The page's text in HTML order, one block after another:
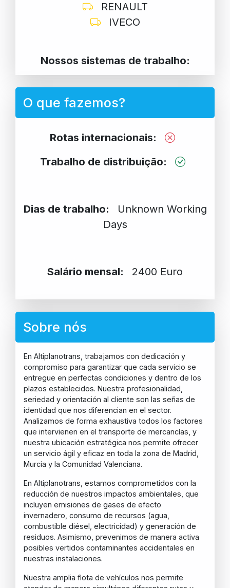
RENAULT
IVECO
Nossos sistemas de trabalho:
O que fazemos?
Rotas internacionais:
Trabalho de distribuição:
Dias de trabalho:
Unknown Working
Days
Salário mensal: 2400 Euro
Sobre nós
En Altiplanotrans, trabajamos con dedicación y
compromiso para garantizar que cada servicio se
entregue en perfectas condiciones y dentro de los
plazos establecidos. Nuestra profesionalidad,
seriedad y orientación al cliente son las señas de
identidad que nos diferencian en el sector.
Analizamos de forma exhaustiva todos los factores
que intervienen en el transporte de mercancías, y
nuestra ubicación estratégica nos permite ofrecer
un servicio ágil y eficaz en toda la zona de Madrid,
Murcia y la Comunidad Valenciana.
En Altiplanotrans, estamos comprometidos con la
reducción de nuestros impactos ambientales, que
incluyen emisiones de gases de efecto
invernadero, consumo de recursos (agua,
combustible diésel, electricidad) y generación de
residuos. Asimismo, prevenimos de manera activa
posibles vertidos contaminantes accidentales en
nuestras instalaciones.
Nuestra amplia flota de vehículos nos permite